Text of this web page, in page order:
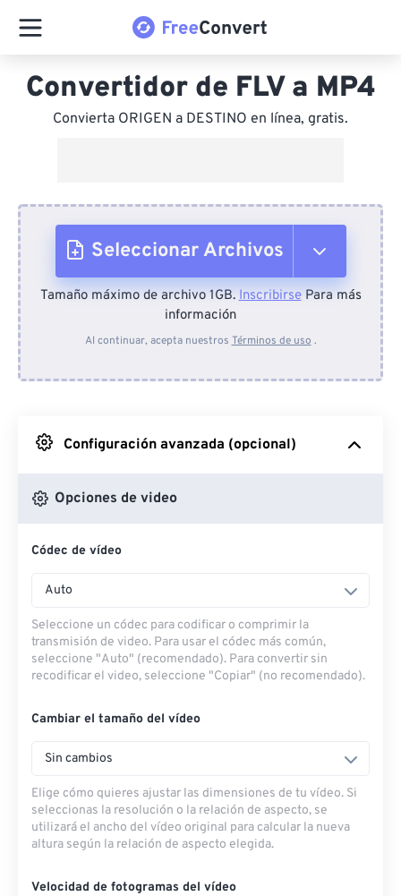
Convertidor de FLV a MP4
Convierta ORIGEN a DESTINO en línea, gratis.
Seleccionar Archivos
Desde el dispositivo
Desde Google Drive
Desde OneDrive
Desde URL
Tamaño máximo de archivo 1GB.InscribirsePara más
información
Al continuar, acepta nuestros Términos de uso .
Configuración avanzada (opcional)
Opciones de video
Códec de vídeo
Auto
Seleccione un códec para codificar o comprimir la
transmisión de video. Para usar el códec más común,
seleccione "Auto" (recomendado). Para convertir sin
recodificar el video, seleccione "Copiar" (no recomendado).
Cambiar el tamaño del vídeo
Sin cambios
Elige cómo quieres ajustar las dimensiones de tu vídeo. Si
seleccionas la resolución o la relación de aspecto, se
utilizará el ancho del vídeo original para calcular la nueva
altura según la relación de aspecto elegida.
Velocidad de fotogramas del vídeo